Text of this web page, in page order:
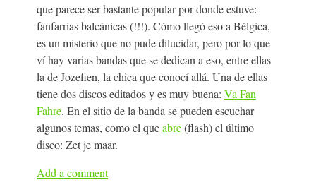
que parece ser bastante popular por donde estuve:
fanfarrias balcánicas (!!!). Cómo llegó eso a Bélgica,
es un misterio que no pude dilucidar, pero por lo que
ví hay varias bandas que se dedican a eso, entre ellas
la de Jozefien, la chica que conocí allá. Una de ellas
tiene dos discos editados y es muy buena: Va Fan
Fahre. En el sitio de la banda se pueden escuchar
algunos temas, como el queabre(flash) el último
disco: Zet je maar.
Add a comment